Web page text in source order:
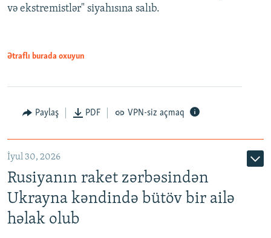
və ekstremistlər" siyahısına salıb.
Ətraflı burada oxuyun
Paylaş PDF VPN-siz açmaq
İyul 30, 2026
Rusiyanın raket zərbəsindən
Ukrayna kəndində bütöv bir ailə
həlak olub